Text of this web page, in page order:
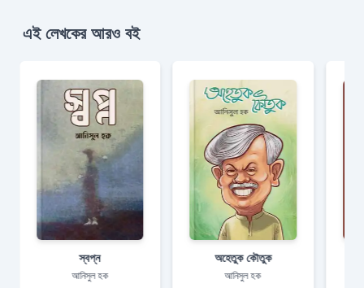
এই লেখকের আরও বই
স্বপ্ন
আনিসুল হক
অহেতুক কৌতুক
আনিসুল হক